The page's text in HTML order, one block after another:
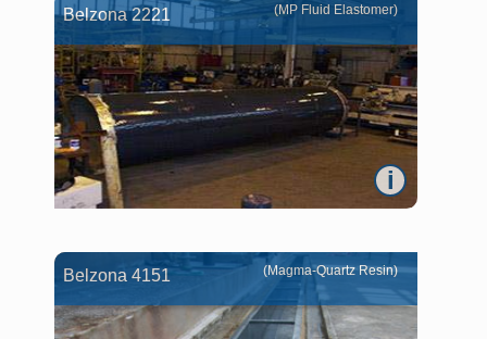
Belzona 2221
i
(MP Fluid Elastomer)
Belzona 4151 (Magma-Quartz Resin)